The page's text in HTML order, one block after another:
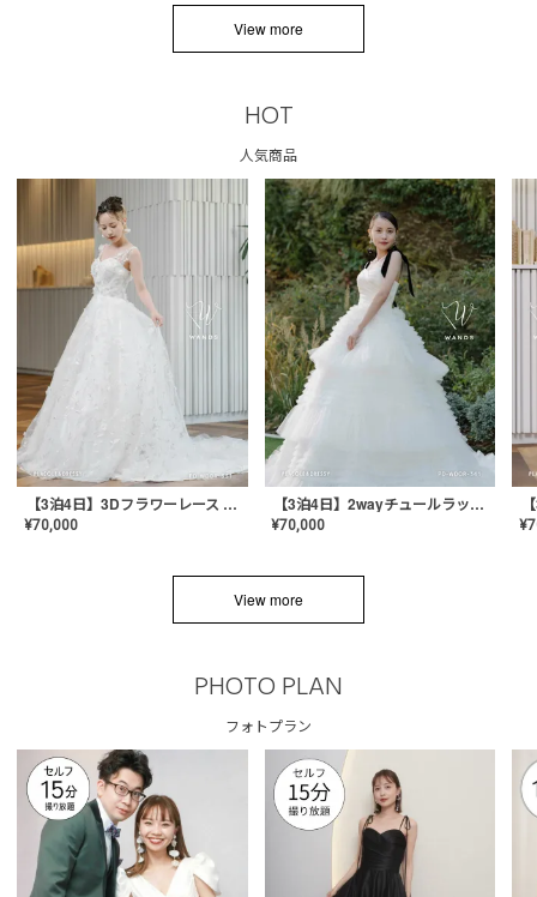
View more
HOT
人気商品
【3泊4日】3Dフラワーレース ドレス〈PD-WDOR-331〉
¥70,000
【3泊4日】2wayチュールラッフルドレス〈PD-WDOR-341RTL〉
¥70,000 ¥
View more
PHOTO PLAN
フォトプラン